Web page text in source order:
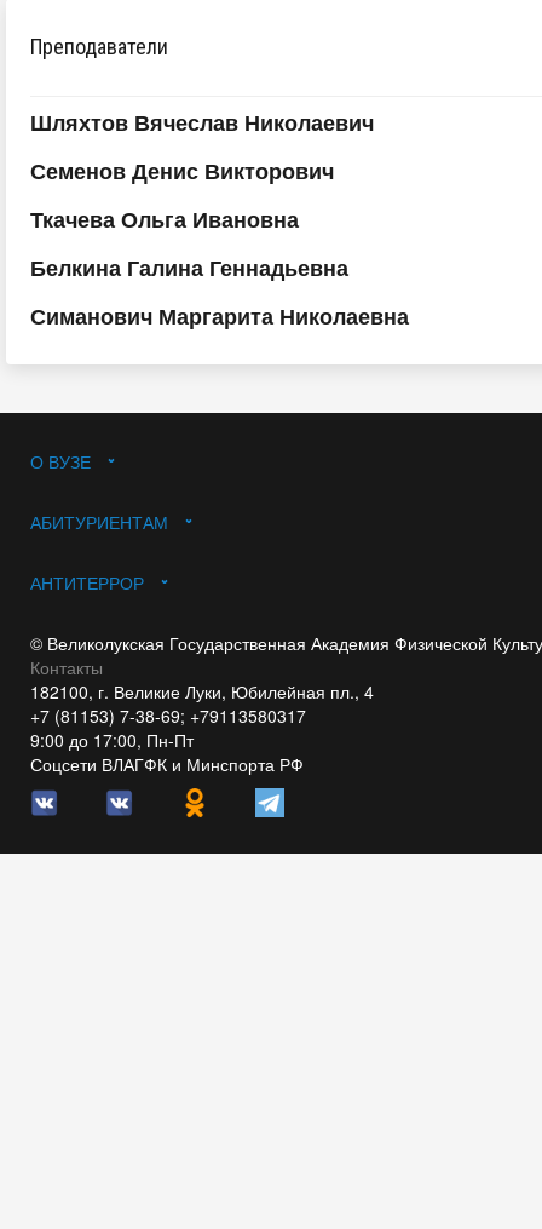
Преподаватели
Шляхтов Вячеслав Николаевич
Семенов Денис Викторович
Ткачева Ольга Ивановна
Белкина Галина Геннадьевна
Симанович Маргарита Николаевна
О ВУЗЕ
АБИТУРИЕНТАМ
АНТИТЕРРОР
© Великолукская Государственная Академия Физической
Контакты
182100, г. Великие Луки, Юбилейная пл., 4
+7 (81153) 7-38-69; +79113580317
9:00 до 17:00, Пн-Пт
Соцсети ВЛАГФК и Минспорта РФ